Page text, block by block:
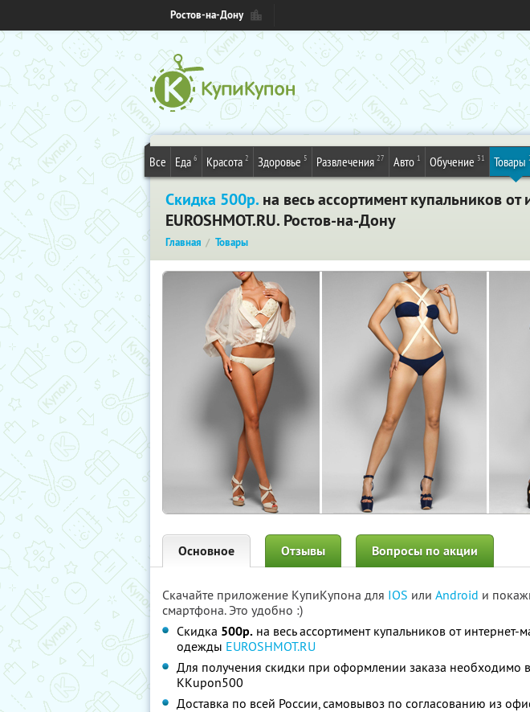
Ростов-на-Дону
Все Еда 6 Красота 2 Здоровье 5 Развлечения 27 Авто 1 Обучение 31 Товары
Скидка 500р. на весь ассортимент купальников
EUROSHMOT.RU. Ростов-на-Дону
Главная Товары
Основное Отзывы Вопросы по акции
Скачайте приложение КупиКупона для IOS или Android и
смартфона. Это удобно :)
Скидка 500р. на весь ассортимент купальников от интернет-
одежды EUROSHMOT.RU
Для получения скидки при оформлении заказа необходимо
KKupon500
Доставка по всей России, самовывоз по согласованию из